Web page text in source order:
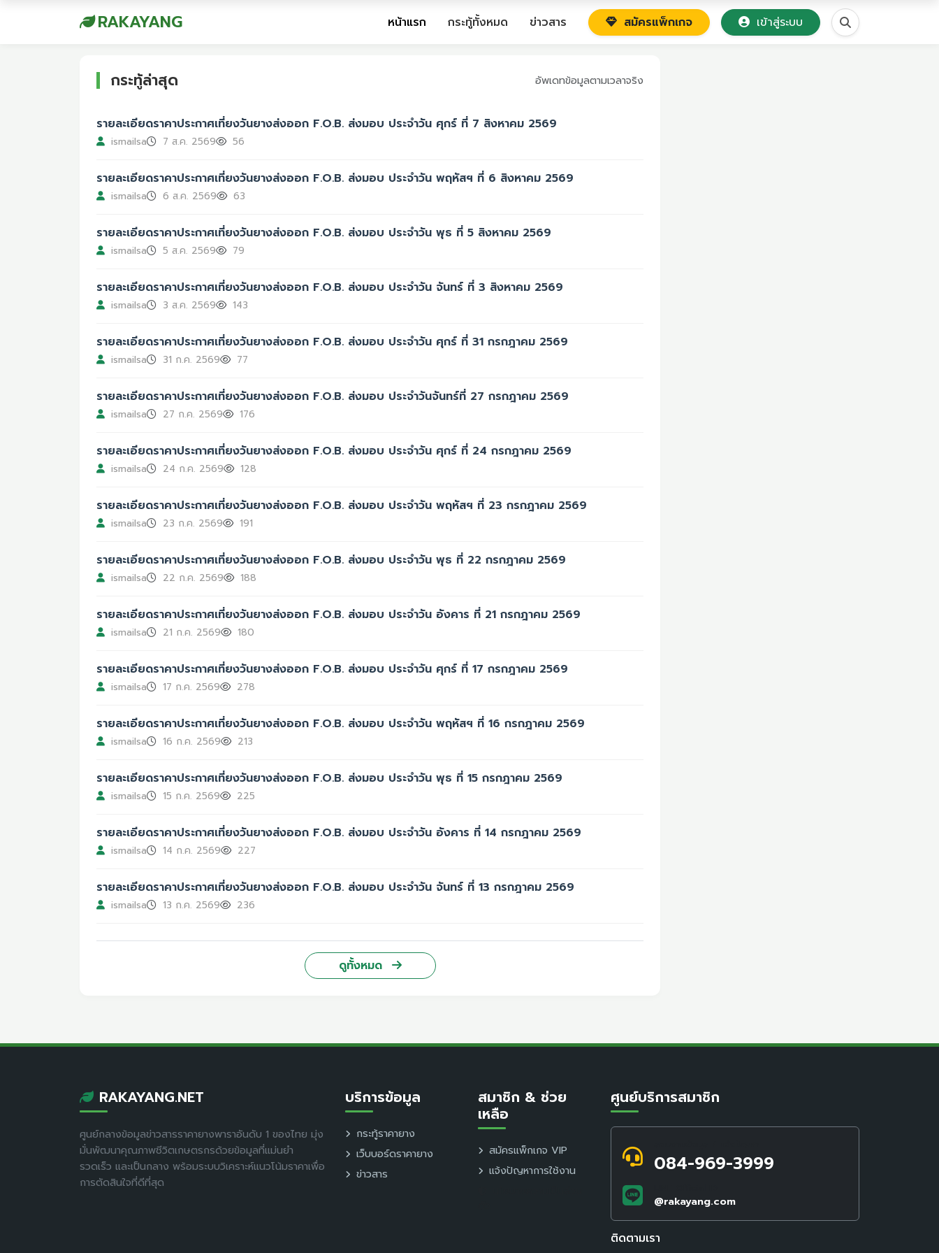
RAKAYANG หน้าแรก กระทู้ทั้งหมด ข่าวสาร สมัครแพ็กเกจ เข้าสู่ระบบ
กระทู้ล่าสุด อัพเดทข้อมูลตามเวลาจริง
รายละเอียดราคาประกาศเที่ยงวันยางส่งออก F.O.B. ส่งมอบ ประจำวัน ศุกร์ ที่ 7 สิงหาคม 2569
ismailsa 7 ส.ค. 2569 56
รายละเอียดราคาประกาศเที่ยงวันยางส่งออก F.O.B. ส่งมอบ ประจำวัน พฤหัสฯ ที่ 6 สิงหาคม 2569
ismailsa 6 ส.ค. 2569 63
รายละเอียดราคาประกาศเที่ยงวันยางส่งออก F.O.B. ส่งมอบ ประจำวัน พุธ ที่ 5 สิงหาคม 2569
ismailsa 5 ส.ค. 2569 79
รายละเอียดราคาประกาศเที่ยงวันยางส่งออก F.O.B. ส่งมอบ ประจำวัน จันทร์ ที่ 3 สิงหาคม 2569
ismailsa 3 ส.ค. 2569 143
รายละเอียดราคาประกาศเที่ยงวันยางส่งออก F.O.B. ส่งมอบ ประจำวัน ศุกร์ ที่ 31 กรกฎาคม 2569
ismailsa 31 ก.ค. 2569 77
รายละเอียดราคาประกาศเที่ยงวันยางส่งออก F.O.B. ส่งมอบ ประจำวันจันทร์ที่ 27 กรกฎาคม 2569
ismailsa 27 ก.ค. 2569 176
รายละเอียดราคาประกาศเที่ยงวันยางส่งออก F.O.B. ส่งมอบ ประจำวัน ศุกร์ ที่ 24 กรกฎาคม 2569
ismailsa 24 ก.ค. 2569 128
รายละเอียดราคาประกาศเที่ยงวันยางส่งออก F.O.B. ส่งมอบ ประจำวัน พฤหัสฯ ที่ 23 กรกฎาคม 2569
ismailsa 23 ก.ค. 2569 191
รายละเอียดราคาประกาศเที่ยงวันยางส่งออก F.O.B. ส่งมอบ ประจำวัน พุธ ที่ 22 กรกฎาคม 2569
ismailsa 22 ก.ค. 2569 188
รายละเอียดราคาประกาศเที่ยงวันยางส่งออก F.O.B. ส่งมอบ ประจำวัน อังคาร ที่ 21 กรกฎาคม 2569
ismailsa 21 ก.ค. 2569 180
รายละเอียดราคาประกาศเที่ยงวันยางส่งออก F.O.B. ส่งมอบ ประจำวัน ศุกร์ ที่ 17 กรกฎาคม 2569
ismailsa 17 ก.ค. 2569 278
รายละเอียดราคาประกาศเที่ยงวันยางส่งออก F.O.B. ส่งมอบ ประจำวัน พฤหัสฯ ที่ 16 กรกฎาคม 2569
ismailsa 16 ก.ค. 2569 213
รายละเอียดราคาประกาศเที่ยงวันยางส่งออก F.O.B. ส่งมอบ ประจำวัน พุธ ที่ 15 กรกฎาคม 2569
ismailsa 15 ก.ค. 2569 225
รายละเอียดราคาประกาศเที่ยงวันยางส่งออก F.O.B. ส่งมอบ ประจำวัน อังคาร ที่ 14 กรกฎาคม 2569
ismailsa 14 ก.ค. 2569 227
รายละเอียดราคาประกาศเที่ยงวันยางส่งออก F.O.B. ส่งมอบ ประจำวัน จันทร์ ที่ 13 กรกฎาคม 2569
ismailsa 13 ก.ค. 2569 236
ดูทั้งหมด
RAKAYANG.NET
ศูนย์กลางข้อมูลข่าวสารราคายางพาราอันดับ 1 ของไทย มุ่ง
มั่นพัฒนาคุณภาพชีวิตเกษตรกรด้วยข้อมูลที่แม่นยำ
รวดเร็ว และเป็นกลาง พร้อมระบบวิเคราะห์แนวโน้มราคาเพื่อ
การตัดสินใจที่ดีที่สุด
บริการข้อมูล
กระทู้ราคายาง
เว็บบอร์ดราคายาง
ข่าวสาร
สมาชิก & ช่วย
เหลือ
สมัครแพ็กเกจ VIP
แจ้งปัญหาการใช้งาน
ศูนย์บริการสมาชิก
084-969-3999
@rakayang.com
ติดตามเรา